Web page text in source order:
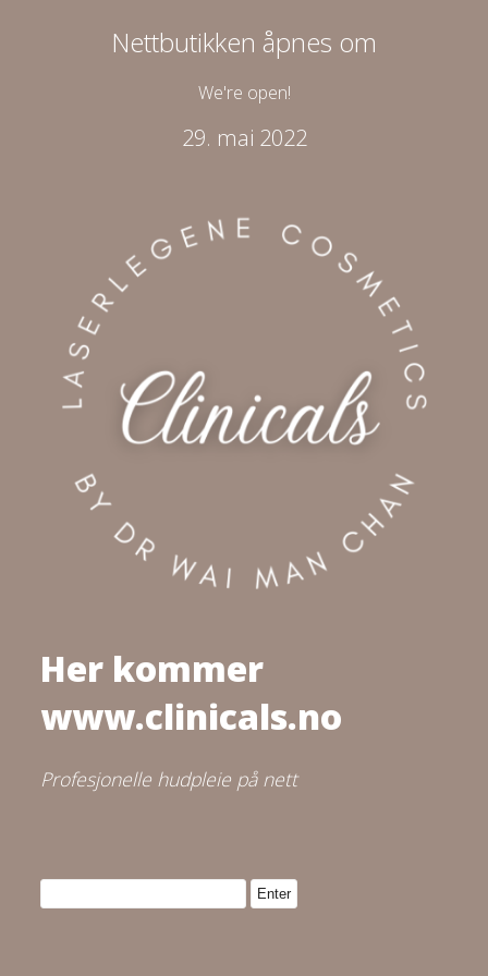
Nettbutikken åpnes om
We're open!
29. mai 2022
Her kommer
www.clinicals.no
Profesjonelle hudpleie på nett